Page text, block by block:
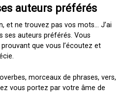
auteurs préférés
et ne trouvez pas vos mots… J’ai
ses auteurs préférés. Vous
que vous l’écoutez et
morceaux de phrases, vers,
vous portez par votre âme de